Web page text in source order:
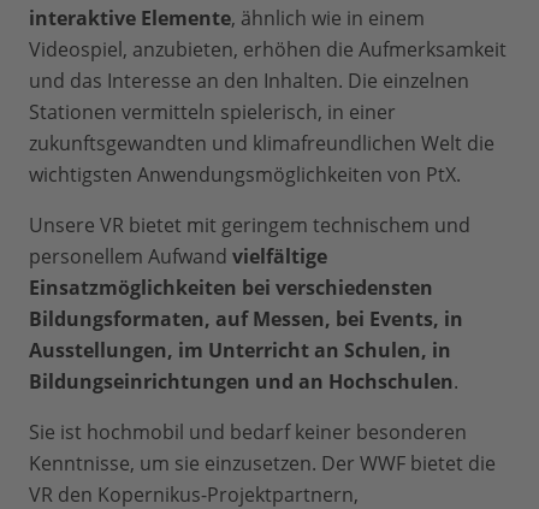
interaktive Elemente, ähnlich wie in einem
Videospiel, anzubieten, erhöhen die Aufmerksamkeit
und das Interesse an den Inhalten. Die einzelnen
Stationen vermitteln spielerisch, in einer
zukunftsgewandten und klimafreundlichen Welt die
wichtigsten Anwendungsmöglichkeiten von PtX.
Unsere VR bietet mit geringem technischem und
personellem Aufwand vielfältige
Einsatzmöglichkeiten bei verschiedensten
Bildungsformaten, auf Messen, bei Events, in
Ausstellungen, im Unterricht an Schulen, in
Bildungseinrichtungen und an Hochschulen.
Sie ist hochmobil und bedarf keiner besonderen
Kenntnisse, um sie einzusetzen. Der WWF bietet die
VR den Kopernikus-Projektpartnern,